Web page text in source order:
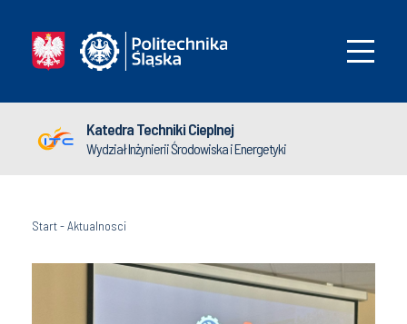
Katedra Techniki Cieplnej
Wydział Inżynierii Środowiska i Energetyki
Start-Aktualnosci